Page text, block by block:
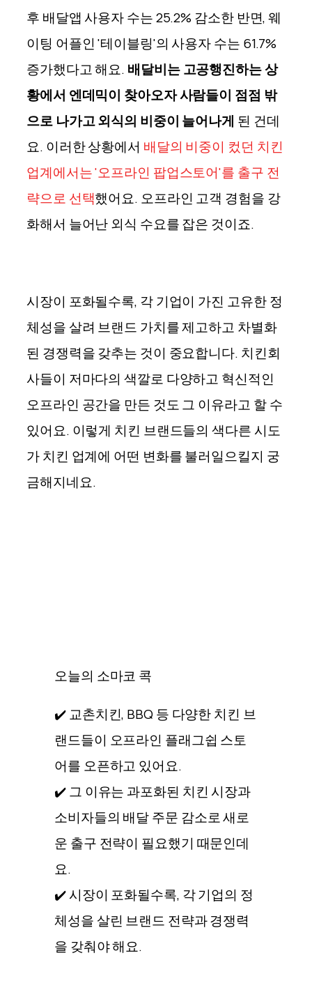
후 배달앱 사용자 수는 25.2% 감소한 반면, 웨
이팅 어플인 '테이블링'의 사용자 수는 61.7%
증가했다고 해요. 배달비는 고공행진하는 상
황에서 엔데믹이 찾아오자 사람들이 점점 밖
으로 나가고 외식의 비중이 늘어나게 된 건데
요. 이러한 상황에서 배달의 비중이 컸던 치킨
업계에서는 '오프라인 팝업스토어'를 출구 전
략으로 선택했어요. 오프라인 고객 경험을 강
화해서 늘어난 외식 수요를 잡은 것이죠.
시장이 포화될수록, 각 기업이 가진 고유한 정
체성을 살려 브랜드 가치를 제고하고 차별화
된 경쟁력을 갖추는 것이 중요합니다. 치킨회
사들이 저마다의 색깔로 다양하고 혁신적인
오프라인 공간을 만든 것도 그 이유라고 할 수
있어요. 이렇게 치킨 브랜드들의 색다른 시도
가 치킨 업계에 어떤 변화를 불러일으킬지 궁
금해지네요.
오늘의 소마코 콕
✔️ 교촌치킨, BBQ 등 다양한 치킨 브
랜드들이 오프라인 플래그쉽 스토
어를 오픈하고 있어요.
✔️ 그 이유는 과포화된 치킨 시장과
소비자들의 배달 주문 감소로 새로
운 출구 전략이 필요했기 때문인데
요.
✔️ 시장이 포화될수록, 각 기업의 정
체성을 살린 브랜드 전략과 경쟁력
을 갖춰야 해요.